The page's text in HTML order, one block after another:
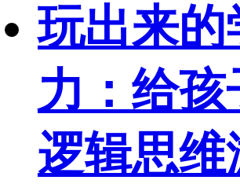
玩出来的
力：给孩
逻辑思维